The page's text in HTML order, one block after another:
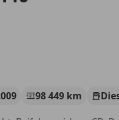
98 449 km